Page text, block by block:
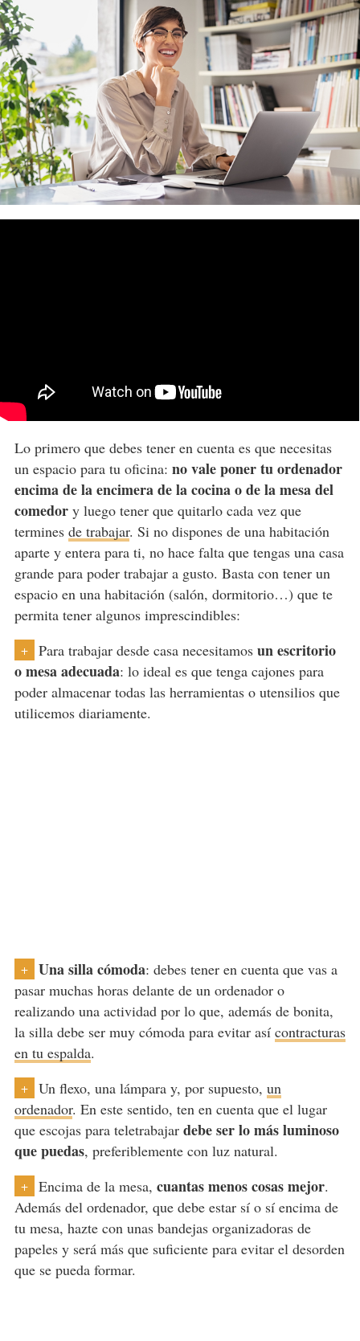
Lo primero que debes tener en cuenta es que necesitas
un espacio para tu oficina: no vale poner tu ordenador
encima de la encimera de la cocina o de la mesa del
comedory luego tener que quitarlo cada vez que
termines de trabajar. Si no dispones de una habitación
aparte y entera para ti, no hace falta que tengas una casa
grande para poder trabajar a gusto. Basta con tener un
espacio en una habitación (salón, dormitorio…) que te
permita tener algunos imprescindibles:
+ Para trabajar desde casa necesitamos un escritorio
o mesa adecuada: lo ideal es que tenga cajones para
poder almacenar todas las herramientas o utensilios que
utilicemos diariamente.
+ Una silla cómoda: debes tener en cuenta que vas a
pasar muchas horas delante de un ordenador o
realizando una actividad por lo que, además de bonita,
la silla debe ser muy cómoda para evitar así contracturas
en tu espalda.
+ Un flexo, una lámpara y, por supuesto, un
ordenador. En este sentido, ten en cuenta que el lugar
que escojas para teletrabajar debe ser lo más luminoso
que puedas, preferiblemente con luz natural.
+ Encima de la mesa, cuantas menos cosas mejor.
Además del ordenador, que debe estar sí o sí encima de
tu mesa, hazte con unas bandejas organizadoras de
papeles y será más que suficiente para evitar el desorden
que se pueda formar.